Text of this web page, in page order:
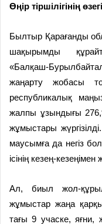
Өңір тіршілігінің өзегі
Былтыр Қарағанды
шақырымды
«Балқаш-
жаңарту жобасы
республикалық
жалпы ұзындығы
жұмыстары
маусымға да негіз
ісінің кезең-
Ал, биыл жол-
жұмыстар жаңа
тағы 9 учаске,